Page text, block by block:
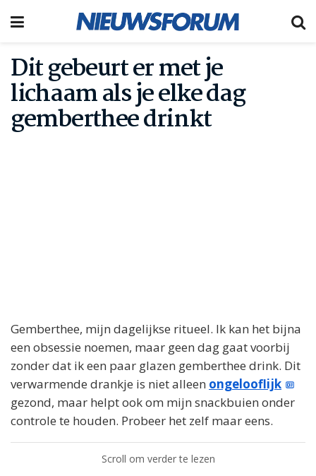
Dit gebeurt er met je
lichaam als je elke dag
gemberthee drinkt
Gemberthee, mijn dagelijkse ritueel. Ik kan het bijna
een obsessie noemen, maar geen dag gaat voorbij
zonder dat ik een paar glazen gemberthee drink. Dit
verwarmende drankje is niet alleen ongelooflijk
gezond, maar helpt ook om mijn snackbuien onder
controle te houden. Probeer het zelf maar eens.
Scroll om verder te lezen